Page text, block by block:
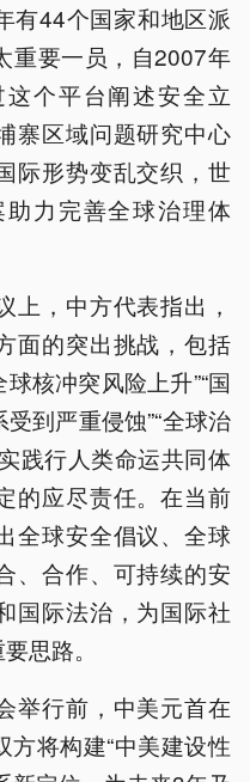
有44个国家和地区派
重要一员，自2007年
个平台阐述安全立
寨区域问题研究中心
际形势变乱交织，世
力完善全球治理体
上，中方代表指出，
面的突出挑战，包括
核冲突风险上升”“国
到严重侵蚀”“全球治
践行人类命运共同体
的应尽责任。在当前
全球安全倡议、全球
、合作、可持续的安
国际法治，为国际社
思路。
举行前，中美元首在
将构建“中美建设性